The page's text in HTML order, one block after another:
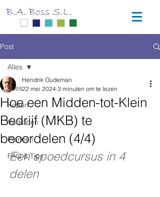
Post
Alles
Kopen
Verkopen
Plannen
FAQ & Tips
Alles
Hoe een Midden-tot-Klein
Bedrijf (MKB) te
beoordelen (4/4)
Hendrik Oudeman
22 mei 2024 3 minuten om te lezen
Een spoedcursus in 4
delen